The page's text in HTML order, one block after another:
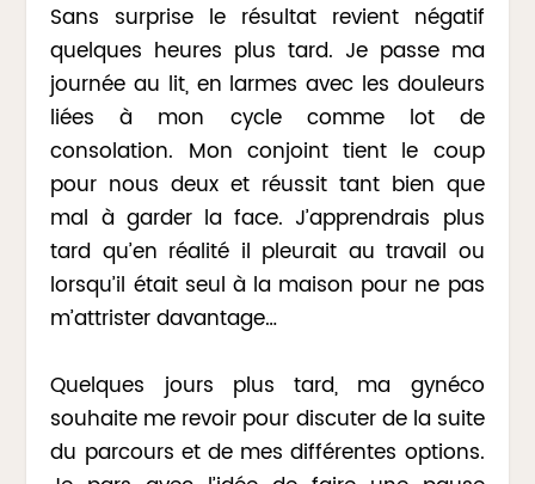
Sans surprise le résultat revient négatif
quelques heures plus tard. Je passe ma
journée au lit, en larmes avec les douleurs
liées à mon cycle comme lot de
consolation. Mon conjoint tient le coup
pour nous deux et réussit tant bien que
mal à garder la face. J’apprendrais plus
tard qu’en réalité il pleurait au travail ou
lorsqu’il était seul à la maison pour ne pas
m’attrister davantage…
Quelques jours plus tard, ma gynéco
souhaite me revoir pour discuter de la suite
du parcours et de mes différentes options.